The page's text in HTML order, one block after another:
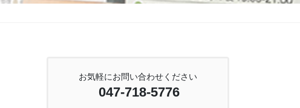
お気軽にお問い合わせください
047-718-5776